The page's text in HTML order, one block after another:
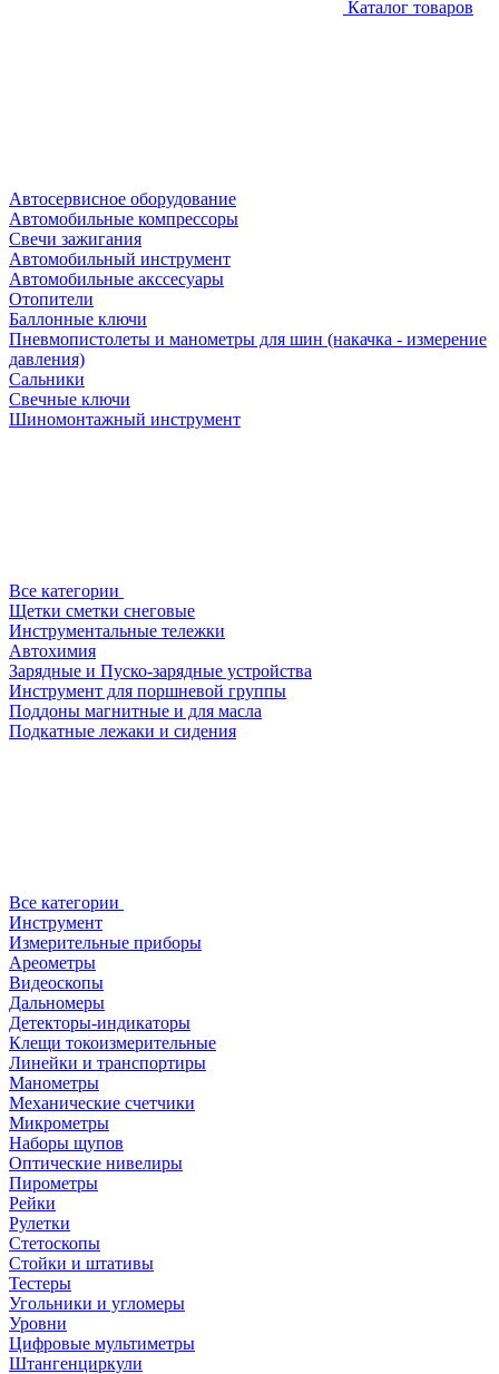
Каталог товаров
Автосервисное оборудование
Автомобильные компрессоры
Свечи зажигания
Автомобильный инструмент
Автомобильные акссесуары
Отопители
Баллонные ключи
Пневмопистолеты и манометры для шин (накачка - измерение
давления)
Сальники
Свечные ключи
Шиномонтажный инструмент
Все категории
Щетки сметки снеговые
Инструментальные тележки
Автохимия
Зарядные и Пуско-зарядные устройства
Инструмент для поршневой группы
Поддоны магнитные и для масла
Подкатные лежаки и сидения
Все категории
Инструмент
Измерительные приборы
Ареометры
Видеоскопы
Дальномеры
Детекторы-индикаторы
Клещи токоизмерительные
Линейки и транспортиры
Манометры
Механические счетчики
Микрометры
Наборы щупов
Оптические нивелиры
Пирометры
Рейки
Рулетки
Стетоскопы
Стойки и штативы
Тестеры
Угольники и угломеры
Уровни
Цифровые мультиметры
Штангенциркули